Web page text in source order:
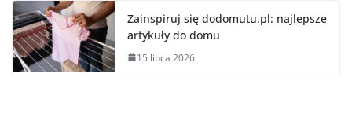
Zainspiruj się dodomutu.pl: najlepsze
artykuły do domu
15 lipca 2026